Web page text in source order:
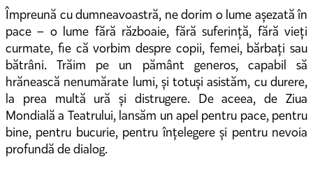
Împreună cu dumneavoastră, ne dorim o lume așezată în
pace – o lume fără războaie, fără suferință, fără vieți
curmate, fie că vorbim despre copii, femei, bărbați sau
bătrâni. Trăim pe un pământ generos, capabil să
hrănească nenumărate lumi, și totuși asistăm, cu durere,
la prea multă ură și distrugere. De aceea, de Ziua
Mondială a Teatrului, lansăm un apel pentru pace, pentru
bine, pentru bucurie, pentru înțelegere și pentru nevoia
profundă de dialog.